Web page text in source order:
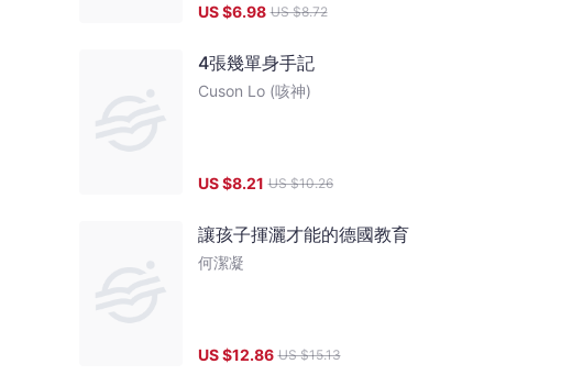
US $6.98 US $8.72
4張幾單身手記
Cuson Lo (咳神)
US $8.21 US $10.26
讓孩子揮灑才能的德國教育
何潔凝
US $12.86 US $15.13